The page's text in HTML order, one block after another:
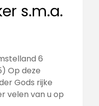
s.m.a.
6
Op deze
Gods rijke
velen van u op